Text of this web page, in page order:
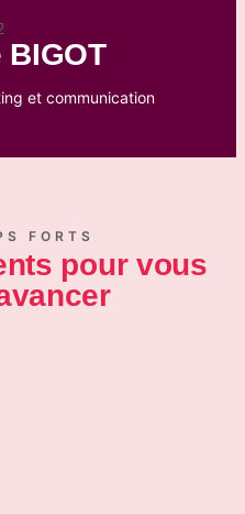
BIGOT
et communication
FORTS
pour vous